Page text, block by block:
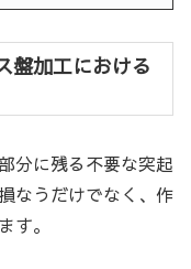
盤加工における
分に残る不要な突起
なうだけでなく、作
す。